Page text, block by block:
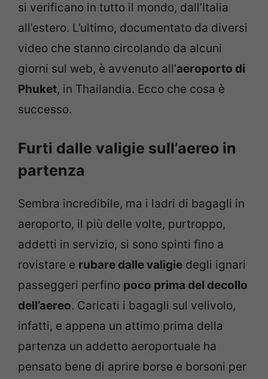
si verificano in tutto il mondo, dall’Italia
all’estero. L’ultimo, documentato da diversi
video che stanno circolando da alcuni
giorni sul web, è avvenuto all’aeroporto di
Phuket, in Thailandia. Ecco che cosa è
successo.
Furti dalle valigie sull’aereo in
partenza
Sembra incredibile, ma i ladri di bagagli in
aeroporto, il più delle volte, purtroppo,
addetti in servizio, si sono spinti fino a
rovistare e rubare dalle valigie degli ignari
passeggeri perfino poco prima del decollo
dell’aereo. Caricati i bagagli sul velivolo,
infatti, e appena un attimo prima della
partenza un addetto aeroportuale ha
pensato bene di aprire borse e borsoni per